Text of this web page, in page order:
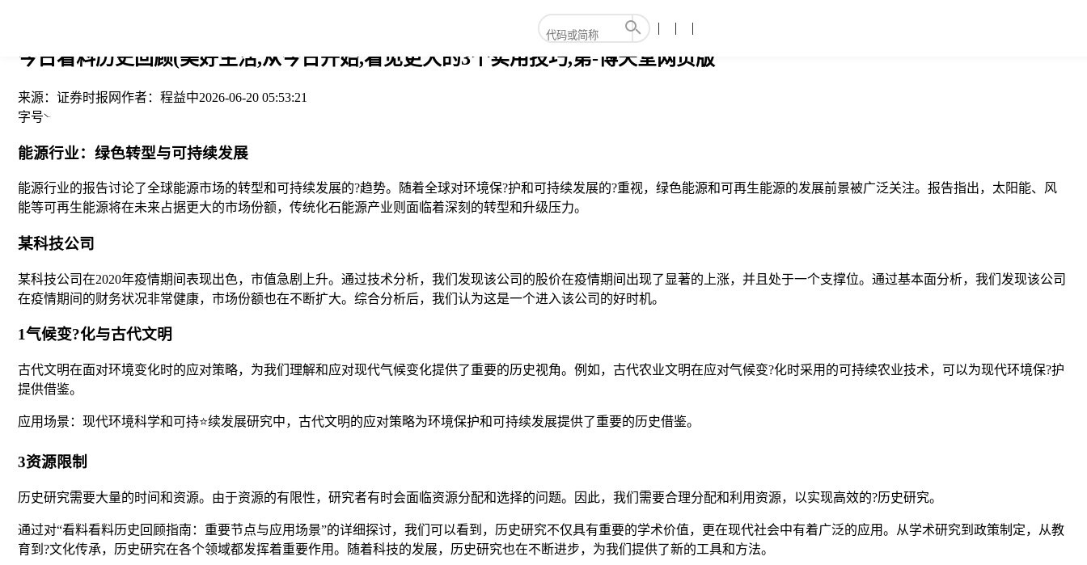
今日看料历史回顾(美好生活,从今日开始,看见更大的3个实用技巧,第-博天堂网页版
来源： 证券时报网作者： 程益中2026-06-20 05:53:21
字号
能源行业：绿色转型与可持续发展
能源行业的报告讨论了全球能源市场的转型和可持续发展的?趋势。随着全球对环境保?护和可持续发展的?重视，绿色能源和可再生能源的发展前景被广泛关注。报告指出，太阳能、风
能等可再生能源将在未来占据更大的市场份额，传统化石能源产业则面临着深刻的转型和升级压力。
某科技公司
某科技公司在2020年疫情期间表现出色，市值急剧上升。通过技术分析，我们发现该公司的股价在疫情期间出现了显著的上涨，并且处于一个支撑位。通过基本面分析，我们发现该公司
在疫情期间的财务状况非常健康，市场份额也在不断扩大。综合分析后，我们认为这是一个进入该公司的好时机。
1气候变?化与古代文明
古代文明在面对环境变化时的应对策略，为我们理解和应对现代气候变化提供了重要的历史视角。例如，古代农业文明在应对气候变?化时采用的可持续农业技术，可以为现代环境保?护
提供借鉴。
应用场景：现代环境科学和可持⭐续发展研究中，古代文明的应对策略为环境保护和可持续发展提供了重要的历史借鉴。
3资源限制
历史研究需要大量的时间和资源。由于资源的有限性，研究者有时会面临资源分配和选择的问题。因此，我们需要合理分配和利用资源，以实现高效的?历史研究。
通过对“看料看料历史回顾指南：重要节点与应用场景”的详细探讨，我们可以看到，历史研究不仅具有重要的学术价值，更在现代社会中有着广泛的应用。从学术研究到政策制定，从教
育到?文化传承，历史研究在各个领域都发挥着重要作用。随着科技的发展，历史研究也在不断进步，为我们提供了新的工具和方法。